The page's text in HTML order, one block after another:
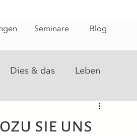
Seminare Blog
Dies & das Leben
sie uns